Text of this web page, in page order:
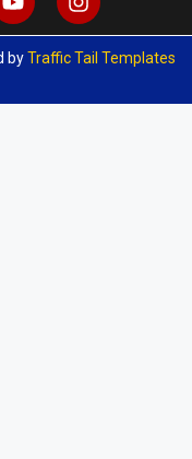
byTraffic Tail Templates